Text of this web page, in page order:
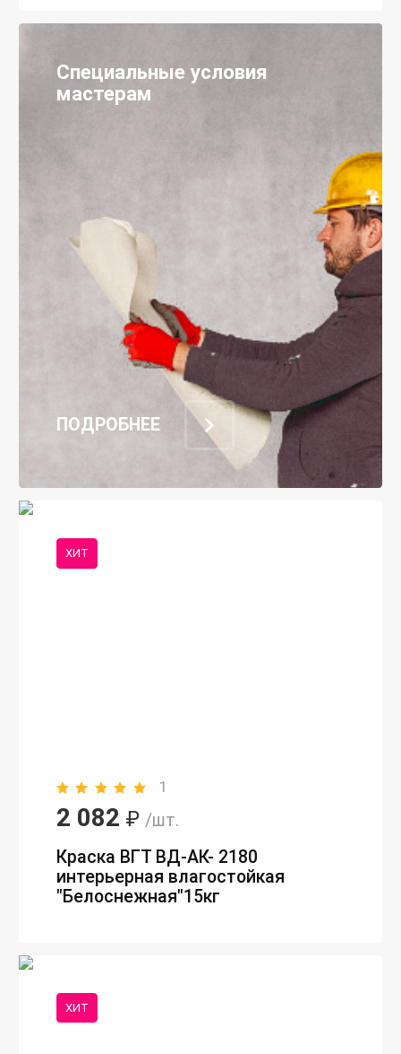
ХИТ
1
2 082 ₽ /шт.
Краска ВГТ ВД-АК- 2180
интерьерная влагостойкая
"Белоснежная"15кг
ХИТ
Специальные условия
мастерам
ПОДРОБНЕЕ